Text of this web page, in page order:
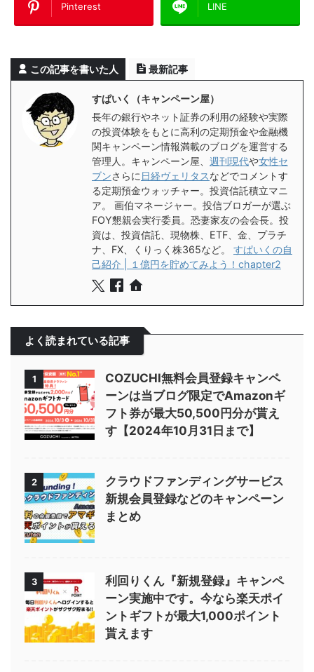
Pinterest LINE
この記事を書いた人 最新記事
すぱいく（キャンペーン屋）
長年の銀行やネット証券の利用の経験や実際
の投資体験をもとに高利の定期預金や金融機
関キャンペーン情報満載のブログを運営する
管理人。キャンペーン屋、 週刊現代や女性セ
ブンさらに 日経ヴェリタスなどでコメントす
る定期預金ウォッチャー。投資信託積立マニ
ア。 画伯マネージャー。投信ブロガーが選ぶ
FOY懇親会実行委員。恐妻家友の会会長。投
資は、投資信託、現物株、ETF、金、プラチ
ナ、FX、くりっく株365など。 すぱいくの自
己紹介 | １億円を貯めてみよう！chapter2
よく読まれている記事
1
COZUCHI無料会員登録キャンペ
ーンは当ブログ限定でAmazonギ
フト券が最大50,500円分が貰え
す【2024年10月31日まで】
2
クラウドファンディングサービス
新規会員登録などのキャンペーン
まとめ
3
利回りくん『新規登録』キャンペ
ーン実施中です。今なら楽天ポイ
ントギフトが最大1,000ポイント
貰えます